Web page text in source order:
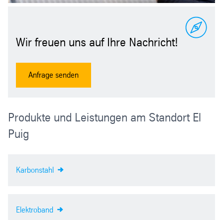
Wir freuen uns auf Ihre Nachricht!
Anfrage senden
Produkte und Leistungen am Standort El
Puig
Karbonstahl
Elektroband